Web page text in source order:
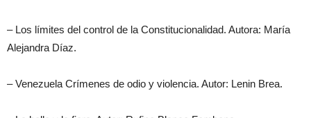
– Los límites del control de la Constitucionalidad. Autora: María
Alejandra Díaz.
– Venezuela Crímenes de odio y violencia. Autor: Lenin Brea.